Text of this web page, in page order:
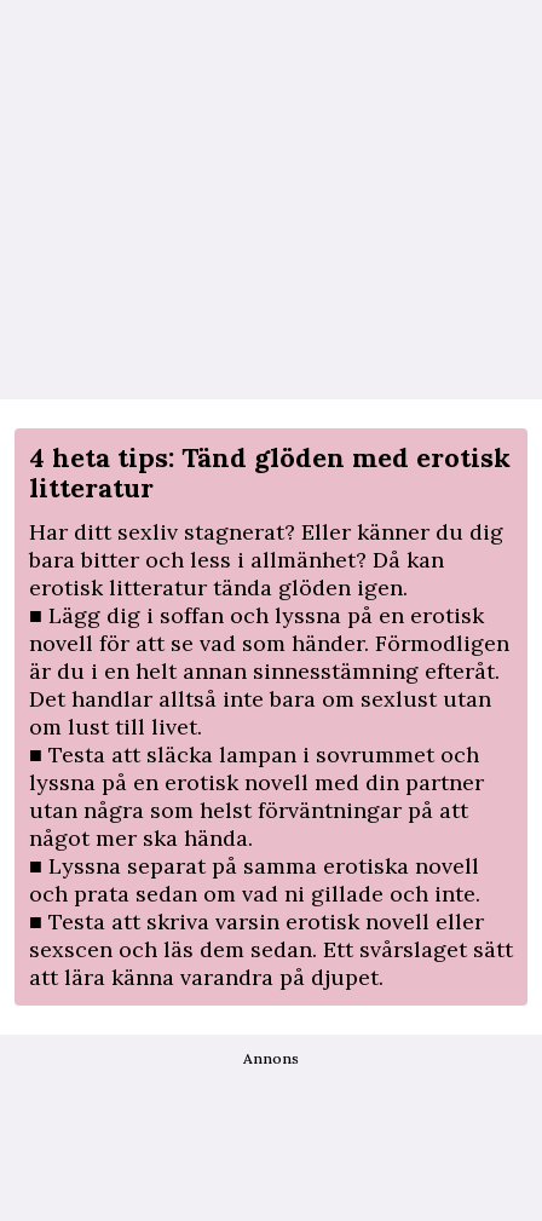
4 heta tips: Tänd glöden med erotisk
litteratur
Har ditt sexliv stagnerat? Eller känner du dig
bara bitter och less i allmänhet? Då kan
erotisk litteratur tända glöden igen.
■ Lägg dig i soffan och lyssna på en erotisk
novell för att se vad som händer. Förmodligen
är du i en helt annan sinnesstämning efteråt.
Det handlar alltså inte bara om sexlust utan
om lust till livet.
■ Testa att släcka lampan i sovrummet och
lyssna på en erotisk novell med din partner
utan några som helst förväntningar på att
något mer ska hända.
■ Lyssna separat på samma erotiska novell
och prata sedan om vad ni gillade och inte.
■ Testa att skriva varsin erotisk novell eller
sexscen och läs dem sedan. Ett svårslaget sätt
att lära känna varandra på djupet.
Annons